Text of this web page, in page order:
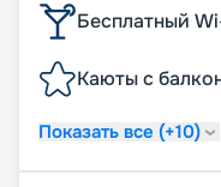
Бесплатный
Каюты с
Показать все (+10)